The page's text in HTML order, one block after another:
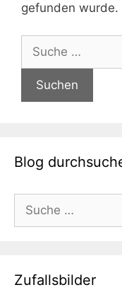
gefunden wurde.
nach:
Blog
nach:
Zufallsbilder